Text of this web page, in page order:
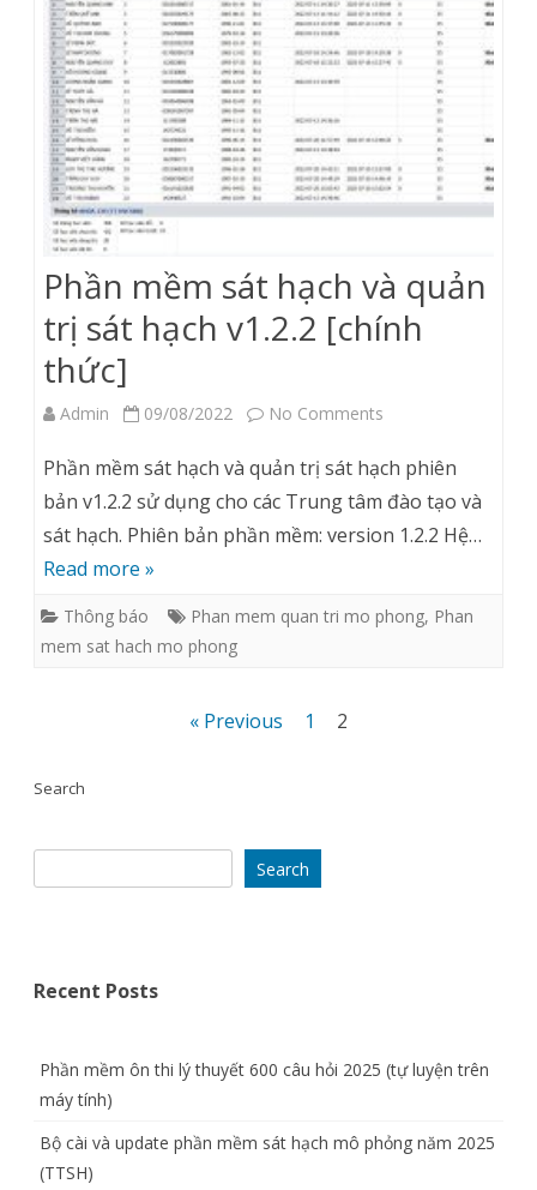
giao
thông
Phần mềm sát hạch và quản
trị sát hạch v1.2.2 [chính
thức]
Admin 09/08/2022 No Comments
mềm
sát
và
Phần mềm sát hạch và quản trị sát hạch phiên
bản v1.2.2 sử dụng cho các Trung tâm đào tạo và
sát hạch. Phiên bản phần mềm: version 1.2.2 Hệ…
Read more »
Thông báo Phan mem quan tri mo phong, Phan
mem sat hach mo phong
« Previous 1 2
Search
Search
Recent Posts
Phần mềm ôn thi lý thuyết 600 câu hỏi 2025 (tự luyện trên
máy tính)
Bộ cài và update phần mềm sát hạch mô phỏng năm 2025
(TTSH)